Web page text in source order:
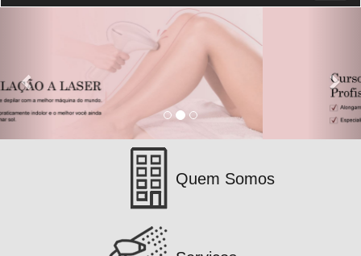
Quem Somos